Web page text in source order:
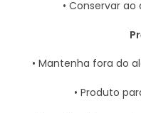
• Conservar
• Mantenha fora do
• Produto